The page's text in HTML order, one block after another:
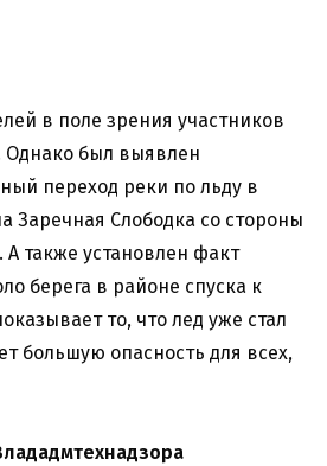
в поле зрения участников
Однако был выявлен
переход реки по льду в
Заречная Слободка со стороны
также установлен факт
берега в районе спуска к
то, что лед уже стал
большую опасность для всех,